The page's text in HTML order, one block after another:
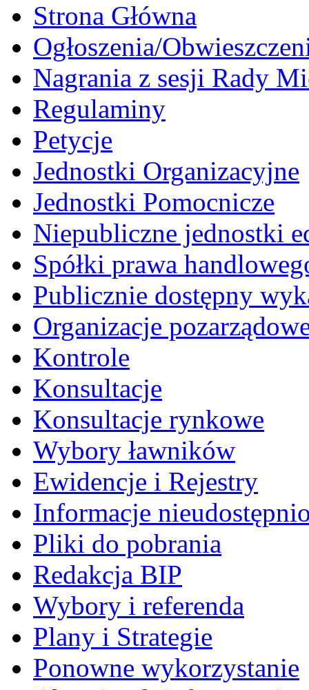
Strona Główna
Ogłoszenia/
Nagrania z sesji Rady
Regulaminy
Petycje
Jednostki Organizacyjne
Jednostki Pomocnicze
Niepubliczne jednostki
Spółki prawa
Publicznie dostępny
Organizacje
Kontrole
Konsultacje
Konsultacje rynkowe
Wybory ławników
Ewidencje i Rejestry
Informacje
Pliki do pobrania
Redakcja BIP
Wybory i referenda
Plany i Strategie
Ponowne wykorzystanie